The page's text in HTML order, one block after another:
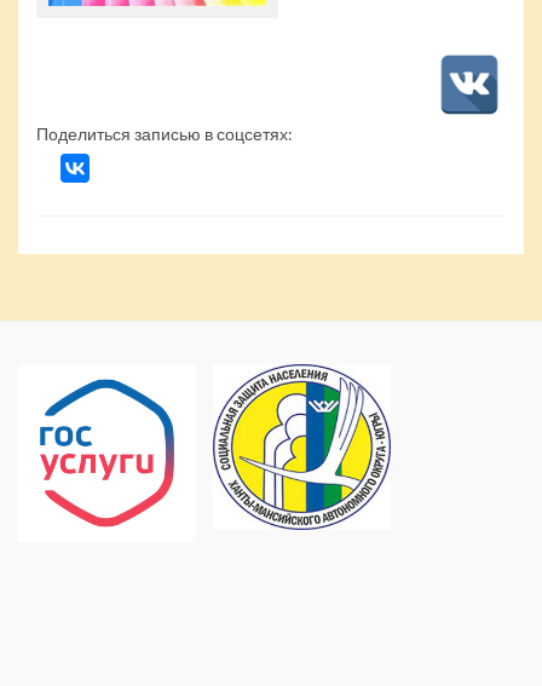
Поделиться записью в соцсетях: